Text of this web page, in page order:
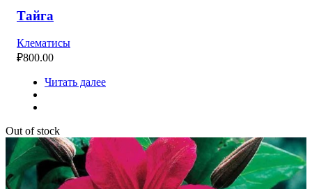
Тайга
Клематисы
₽800.00
Читать далее
Out of stock